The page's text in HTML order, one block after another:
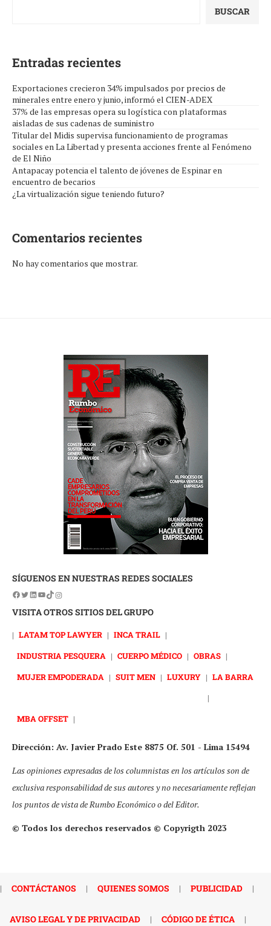
BUSCAR
Entradas recientes
Exportaciones crecieron 34% impulsados por precios de
minerales entre enero y junio, informó el CIEN-ADEX
37% de las empresas opera su logística con plataformas
aisladas de sus cadenas de suministro
Titular del Midis supervisa funcionamiento de programas
sociales en La Libertad y presenta acciones frente al Fenómeno
de El Niño
Antapacay potencia el talento de jóvenes de Espinar en
encuentro de becarios
¿La virtualización sigue teniendo futuro?
Comentarios recientes
No hay comentarios que mostrar.
SÍGUENOS EN NUESTRAS REDES SOCIALES
VISITA OTROS SITIOS DEL GRUPO
| LATAM TOP LAWYER | INCA TRAIL |
INDUSTRIA PESQUERA | CUERPO MÉDICO | OBRAS |
MUJER EMPODERADA | SUIT MEN | LUXURY | LA BARRA
|
MBA OFFSET |
Dirección: Av. Javier Prado Este 8875 Of. 501 - Lima 15494
Las opiniones expresadas de los columnistas en los artículos son de
exclusiva responsabilidad de sus autores y no necesariamente reflejan
los puntos de vista de Rumbo Económico o del Editor.
© Todos los derechos reservados © Copyrigth 2023
| CONTÁCTANOS | QUIENES SOMOS | PUBLICIDAD |
AVISO LEGAL Y DE PRIVACIDAD | CÓDIGO DE ÉTICA |